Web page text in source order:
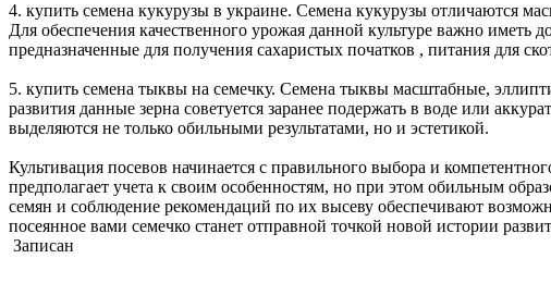
4. купить семена кукурузы в украине. Семена кукурузы отличаются
Для обеспечения качественного урожая данной культуре важно
предназначенные для получения сахаристых початков , питания для
5. купить семена тыквы на семечку. Семена тыквы масштабные,
развития данные зерна советуется заранее подержать в воде или
выделяются не только обильными результатами, но и эстетикой.
Культивация посевов начинается с правильного выбора и
предполагает учета к своим особенностям, но при этом обильным
семян и соблюдение рекомендаций по их высеву обеспечивают
посеянное вами семечко станет отправной точкой новой истории
Записан